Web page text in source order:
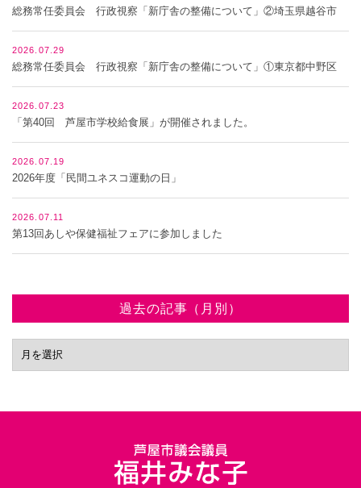
総務常任委員会 行政視察「新庁舎の整備について」②埼玉県越谷市
2026.07.29
総務常任委員会 行政視察「新庁舎の整備について」①東京都中野区
2026.07.23
「第40回 芦屋市学校給食展」が開催されました。
2026.07.19
2026年度「民間ユネスコ運動の日」
2026.07.11
第13回あしや保健福祉フェアに参加しました
過去の記事（月別）